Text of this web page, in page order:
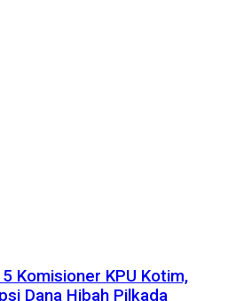
Komisioner KPU Kotim,
Dana Hibah Pilkada